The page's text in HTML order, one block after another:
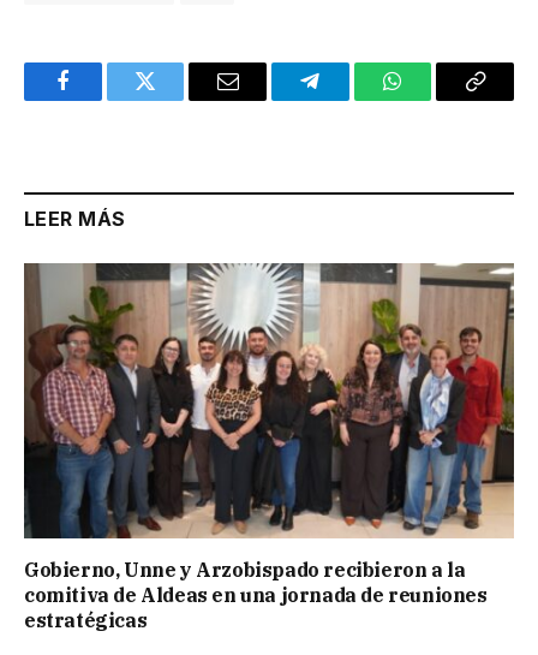
FacebookTwitter Email TelegramWhatsAppCopy
LEER MÁS
Gobierno, Unne y Arzobispado recibieron a la
comitiva de Aldeas en una jornada de reuniones
estratégicas